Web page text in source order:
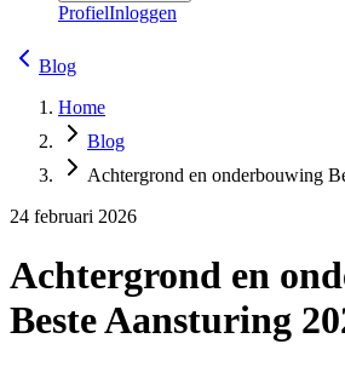
ProfielInloggen
Blog
Home
Blog
Achtergrond en onderbouwing
24 februari 2026
Achtergrond en
Beste Aansturing